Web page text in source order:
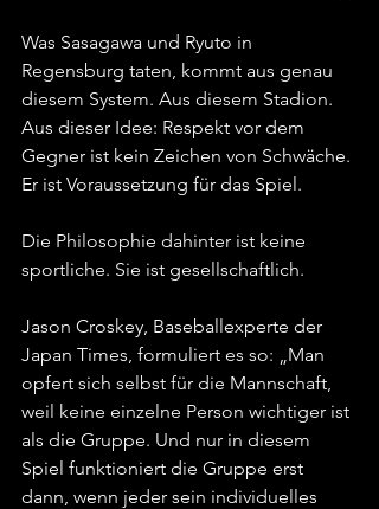
Was Sasagawa und Ryuto in
Regensburg taten, kommt aus genau
diesem System. Aus diesem Stadion.
Aus dieser Idee: Respekt vor dem
Gegner ist kein Zeichen von Schwäche.
Er ist Voraussetzung für das Spiel.
Die Philosophie dahinter ist keine
sportliche. Sie ist gesellschaftlich.
Jason Croskey, Baseballexperte der
Japan Times, formuliert es so: „Man
opfert sich selbst für die Mannschaft,
weil keine einzelne Person wichtiger ist
als die Gruppe. Und nur in diesem
Spiel funktioniert die Gruppe erst
dann, wenn jeder sein individuelles